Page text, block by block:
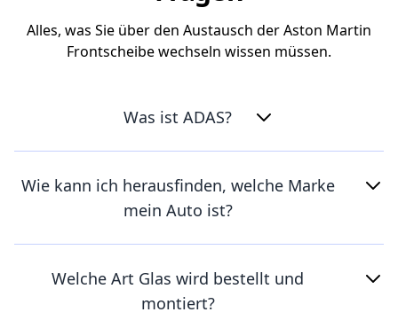
Alles, was Sie über den Austausch der Aston Martin
Frontscheibe wechseln wissen müssen.
Was ist ADAS?
Wie kann ich herausfinden, welche Marke
mein Auto ist?
Welche Art Glas wird bestellt und
montiert?